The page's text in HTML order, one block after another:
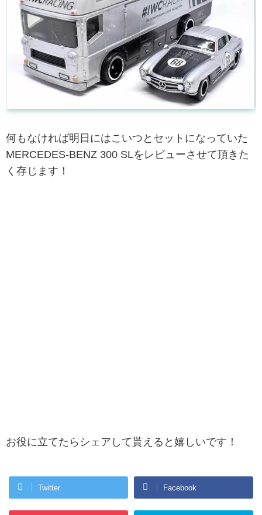
何もなければ明日にはこいつとセットになっていた
MERCEDES-BENZ 300 SLをレビューさせて頂きた
く存じます！
お役に立てたらシェアして貰えると嬉しいです！
Twitter Facebook